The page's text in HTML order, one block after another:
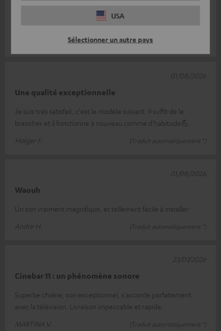
USA
Sélectionner un autre pays
Que dire ? Quand on attire le Teufel, on attire le Teufel. Il n'y a
(Traduit automatiquement *)
Une qualité exceptionnelle
Je suis très satisfait, c'est le modèle suivant. Il suffit de le
brancher et il fonctionne à nouveau comme d'habitude💪.
Holger F.
(Traduit automatiquement *)
01/08/2026
Waouh
Un son vraiment magnifique, et tellement facile à installer
Andre H.
(Traduit automatiquement *)
01/08/2026
Cinebar 11 : un phénomène sonore
Superbe chaîne, son exceptionnel, s'accorde parfaitement
avec la télévision. Livraison impeccable et rapide.
MARTINA V.
(Traduit automatiquement *)
23/07/2026